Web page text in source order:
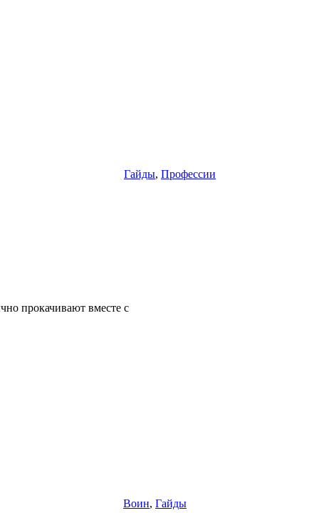
Гайды, Профессии
прокачивают вместе с
Воин, Гайды